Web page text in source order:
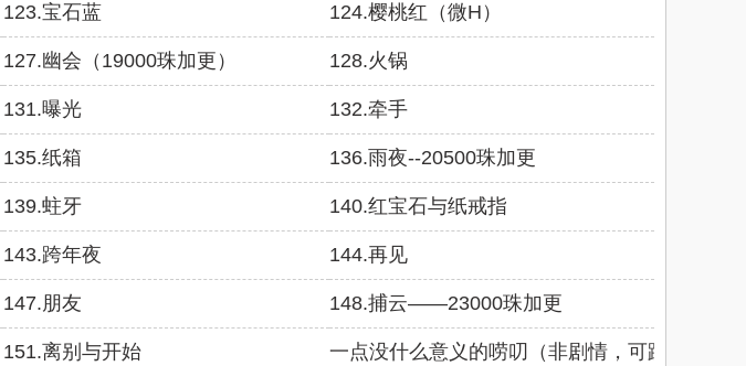
123.宝石蓝 124.樱桃红（微H）
127.幽会（19000珠加更） 128.火锅
131.曝光 132.牵手
135.纸箱 136.雨夜--20500珠加更
139.蛀牙 140.红宝石与纸戒指
143.跨年夜 144.再见
147.朋友 148.捕云——23000珠加更
151.离别与开始 一点没什么意义的唠叨（非剧情，可跳过）